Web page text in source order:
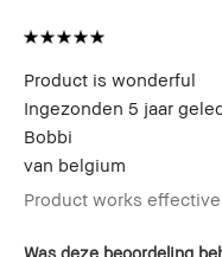
Product is wonderful
Ingezonden 5 jaar
Bobbi
van belgium
Product works